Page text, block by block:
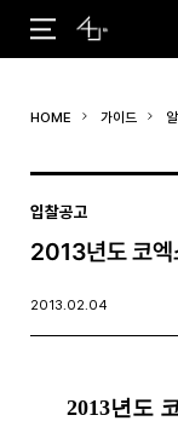
#코엑스 전
HOME 가이드
입찰공고
2013년도 코엑
2013.02.04
2013년도